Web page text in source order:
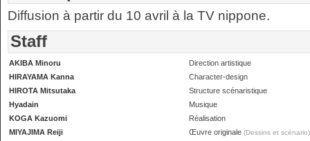
Diffusion à partir du 10 avril à la TV nippone.
Staff
AKIBA Minoru
Direction artistique
HIRAYAMA Kanna
Character-design
HIROTA Mitsutaka
Structure scénaristique
Hyadain
Musique
KOGA Kazuomi
Réalisation
MIYAJIMA Reiji
Œuvre originale (Dessins et scénario)